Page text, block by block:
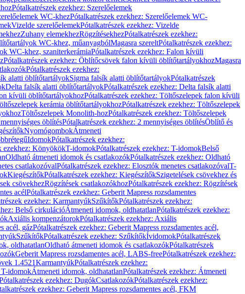
Pótalkatrészek ezekhez: Szerelőelemek
WC-khezPótalkatrészek ezekhez: Szerelőelemek WC-
Vizelde szerelőelemekPótalkatrészek ezekhez: Vizelde
Zuhany elemekhezRögzítésekhezPótalkatrészek ezekhez:
WC-khez, műanyagbólMagasra szereltPótalkatrészek ezekhez:
WC-khez, szaniterkerámiaPótalkatrészek ezekhez: Falon kívüli
Pótalkatrészek ezekhez: Öblítőcsövek falon kívüli öblítőtartályokhozMagasra
Pótalkatrészek ezekhez:
alatti öblítőtartályokSigma falsík alatti öblítőtartályokPótalkatrészek
Delta falsík alatti öblítőtartályokPótalkatrészek ezekhez: Delta falsík alatti
kívüli öblítőtartályokhozPótalkatrészek ezekhez: Töltőszelepek falon kívüli
kerámia öblítőtartályokhozPótalkatrészek ezekhez: Töltőszelepek
Töltőszelepek Monolith-hozPótalkatrészek ezekhez: Töltőszelepek
öblítésPótalkatrészek ezekhez: 2 mennyiséges öblítésÖblítő és
NyomógombokÁtmeneti
IdomokPótalkatrészek ezekhez:
ezekhez: KönyökökT-idomokPótalkatrészek ezekhez: T-idomokBelső
Oldható átmeneti idomok és csatlakozókPótalkatrészek ezekhez: Oldható
csatlakozóvalPótalkatrészek ezekhez: Elosztók menetes csatlakozóvalT-
KiegészítőkPótalkatrészek ezekhez: KiegészítőkSzigetelések csövekhez és
csövekhezRögzítések csatlakozókhozPótalkatrészek ezekhez: Rögzítések
acélPótalkatrészek ezekhez: Geberit Mapress rozsdamentes
ezekhez: KarmantyúkSzűkítőkPótalkatrészek ezekhez:
Belső cirkulációÁtmeneti idomok, oldhatatlanPótalkatrészek ezekhez:
Axiális kompenzátorokPótalkatrészek ezekhez: Axiális
acél, gázPótalkatrészek ezekhez: Geberit Mapress rozsdamentes acél,
SzűkítőkPótalkatrészek ezekhez: SzűkítőkÍvidomokPótalkatrészek
oldhatatlanOldható átmeneti idomok és csatlakozókPótalkatrészek
Geberit Mapress rozsdamentes acél, LABS-freePótalkatrészek ezekhez:
1.4521KarmantyúkPótalkatrészek ezekhez:
T-idomokÁtmeneti idomok, oldhatatlanPótalkatrészek ezekhez: Átmeneti
ezekhez: DugókCsatlakozókPótalkatrészek ezekhez:
ezekhez: Geberit Mapress rozsdamentes acél, FKM